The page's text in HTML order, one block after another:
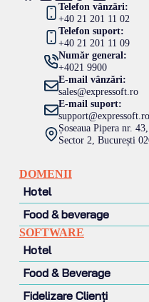
Telefon vânzări:
+40 21 201 11 02
Telefon suport:
+40 21 201 11 09
Număr general:
+4021 9900
E-mail vânzări:
sales@expressoft.ro
E-mail suport:
support@expressoft.ro
Șoseaua Pipera nr.
Sector 2, București
DOMENII
Hotel
Hotel
Motel
Pensiune
Lant hotelier
Food & beverage
Restaurant
Pizzerie
Fast food
SOFTWARE
Hotel
Management hotelier
Food & Beverage
Fidelizare Clienți